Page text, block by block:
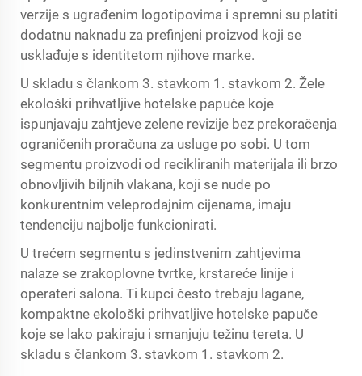
verzije s ugrađenim logotipovima i spremni su platiti
dodatnu naknadu za prefinjeni proizvod koji se
usklađuje s identitetom njihove marke.
U skladu s člankom 3. stavkom 1. stavkom 2. Žele
ekološki prihvatljive hotelske papuče koje
ispunjavaju zahtjeve zelene revizije bez prekoračenja
ograničenih proračuna za usluge po sobi. U tom
segmentu proizvodi od recikliranih materijala ili brzo
obnovljivih biljnih vlakana, koji se nude po
konkurentnim veleprodajnim cijenama, imaju
tendenciju najbolje funkcionirati.
U trećem segmentu s jedinstvenim zahtjevima
nalaze se zrakoplovne tvrtke, krstareće linije i
operateri salona. Ti kupci često trebaju lagane,
kompaktne ekološki prihvatljive hotelske papuče
koje se lako pakiraju i smanjuju težinu tereta. U
skladu s člankom 3. stavkom 1. stavkom 2.